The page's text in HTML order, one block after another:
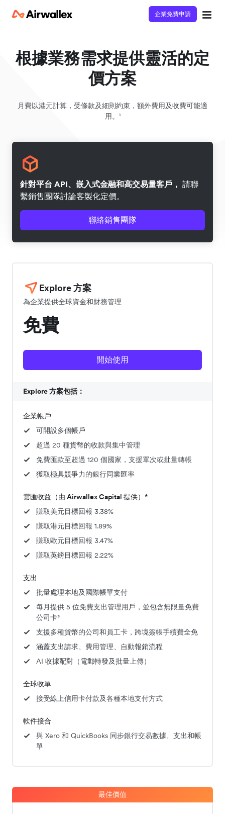
企業免費申請
根據業務需求提供靈活的定
價方案
月費以港元計算，受條款及細則約束，額外費用及收費可能適
用。¹
針對平台 API、嵌入式金融和高交易量客戶， 請聯
繫銷售團隊討論客製化定價。
聯絡銷售團隊
Explore 方案
為企業提供全球資金和財務管理
免費
開始使用
Explore 方案包括：
企業帳戶
可開設多個帳戶
超過 20 種貨幣的收款與集中管理
免費匯款至超過 120 個國家，支援單次或批量轉帳
獲取極具競爭力的銀行同業匯率
雲匯收益（由 Airwallex Capital 提供）*
賺取美元目標回報 3.38%
賺取港元目標回報 1.89%
賺取歐元目標回報 3.47%
賺取英鎊目標回報 2.22%
支出
批量處理本地及國際帳單支付
每月提供 5 位免費支出管理用戶，並包含無限量免費
公司卡³
支援多種貨幣的公司和員工卡，跨境簽帳手續費全免
涵蓋支出請求、費用管理、自動報銷流程
AI 收據配對（電郵轉發及批量上傳）
全球收單
接受線上信用卡付款及各種本地支付方式
軟件接合
與 Xero 和 QuickBooks 同步銀行交易數據、支出和帳
單
最佳價值